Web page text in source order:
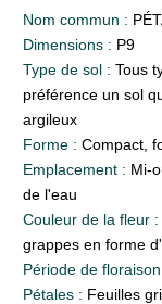
Nom commun :
Dimensions : P9
Type de sol : Tous
préférence un sol
argileux
Forme : Compact,
Emplacement : Mi-
de l'eau
Couleur de la fleur :
grappes en forme
Période de
Pétales : Feuilles